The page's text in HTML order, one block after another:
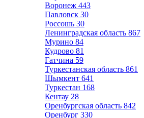
Воронеж 443
Павловск 30
Россошь 30
Ленинградская область 867
Мурино 84
Кудрово 81
Гатчина 59
Туркестанская область 861
Шымкент 641
Туркестан 168
Кентау 28
Оренбургская область 842
Оренбург 330